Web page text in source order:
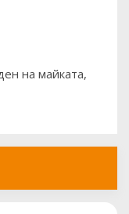
на майката,